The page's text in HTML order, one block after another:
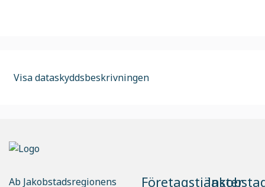
Visa dataskyddsbeskrivningen
Ab Jakobstadsregionens
Företagstjänster